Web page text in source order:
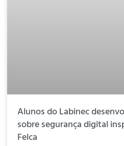
Alunos do Labinec
sobre segurança digital
Felca